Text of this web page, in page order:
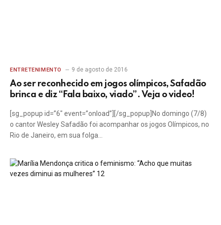
ENTRETENIMENTO 9 de agosto de 2016
Ao ser reconhecido em jogos olímpicos, Safadão
brinca e diz “Fala baixo, viado”. Veja o video!
[sg_popup id=”6″ event=”onload”][/sg_popup]No domingo (7/8)
o cantor Wesley Safadão foi acompanhar os jogos Olímpicos, no
Rio de Janeiro, em sua folga…